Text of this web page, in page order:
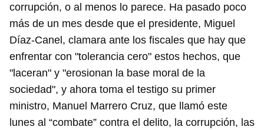
corrupción, o al menos lo parece. Ha pasado poco
más de un mes desde que el presidente, Miguel
Díaz-Canel, clamara ante los fiscales que hay que
enfrentar con "tolerancia cero" estos hechos, que
"laceran" y "erosionan la base moral de la
sociedad", y ahora toma el testigo su primer
ministro, Manuel Marrero Cruz, que llamó este
lunes al “combate” contra el delito, la corrupción, las